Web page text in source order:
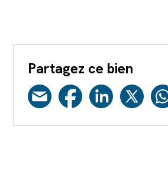
Partagez ce bien